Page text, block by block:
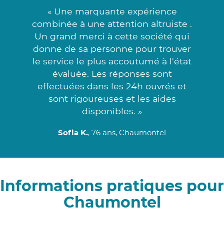
« Une marquante expérience
combinée à une attention altruiste .
Un grand merci à cette société qui
donne de sa personne pour trouver
le service le plus accoutumé à l'état
évaluée. Les réponses sont
effectuées dans les 24h ouvrés et
sont rigoureuses et les aides
disponibles. »
Sofia K., 76 ans, Chaumontel
Informations pratiques pour
Chaumontel